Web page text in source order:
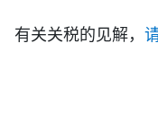
有关关税的见解，